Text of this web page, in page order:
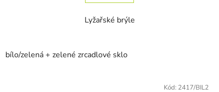
Lyžařské brýle
bílo/zelená + zelené zrcadlové sklo
Kód: 2417/BIL2